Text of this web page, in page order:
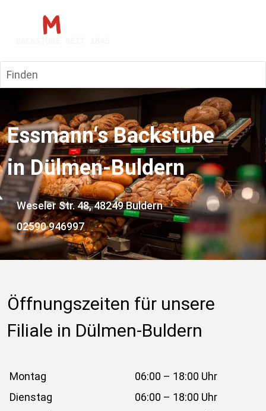
Finden
Essmann‘s Backstube
in Dülmen-Buldern
Weseler Str. 48, 48249 Buldern
02590 946997
Öffnungszeiten für unsere
Filiale in Dülmen-Buldern
Montag
06:00 – 18:00 Uhr
Dienstag
06:00 – 18:00 Uhr